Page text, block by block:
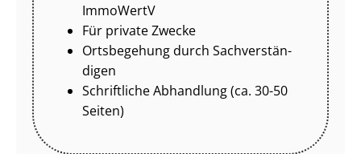
ImmoWertV
Für private Zwecke
Ortsbegehung durch Sach­ver­stän­
di­gen
Schriftliche Abhandlung (ca. 30-50
Seiten)